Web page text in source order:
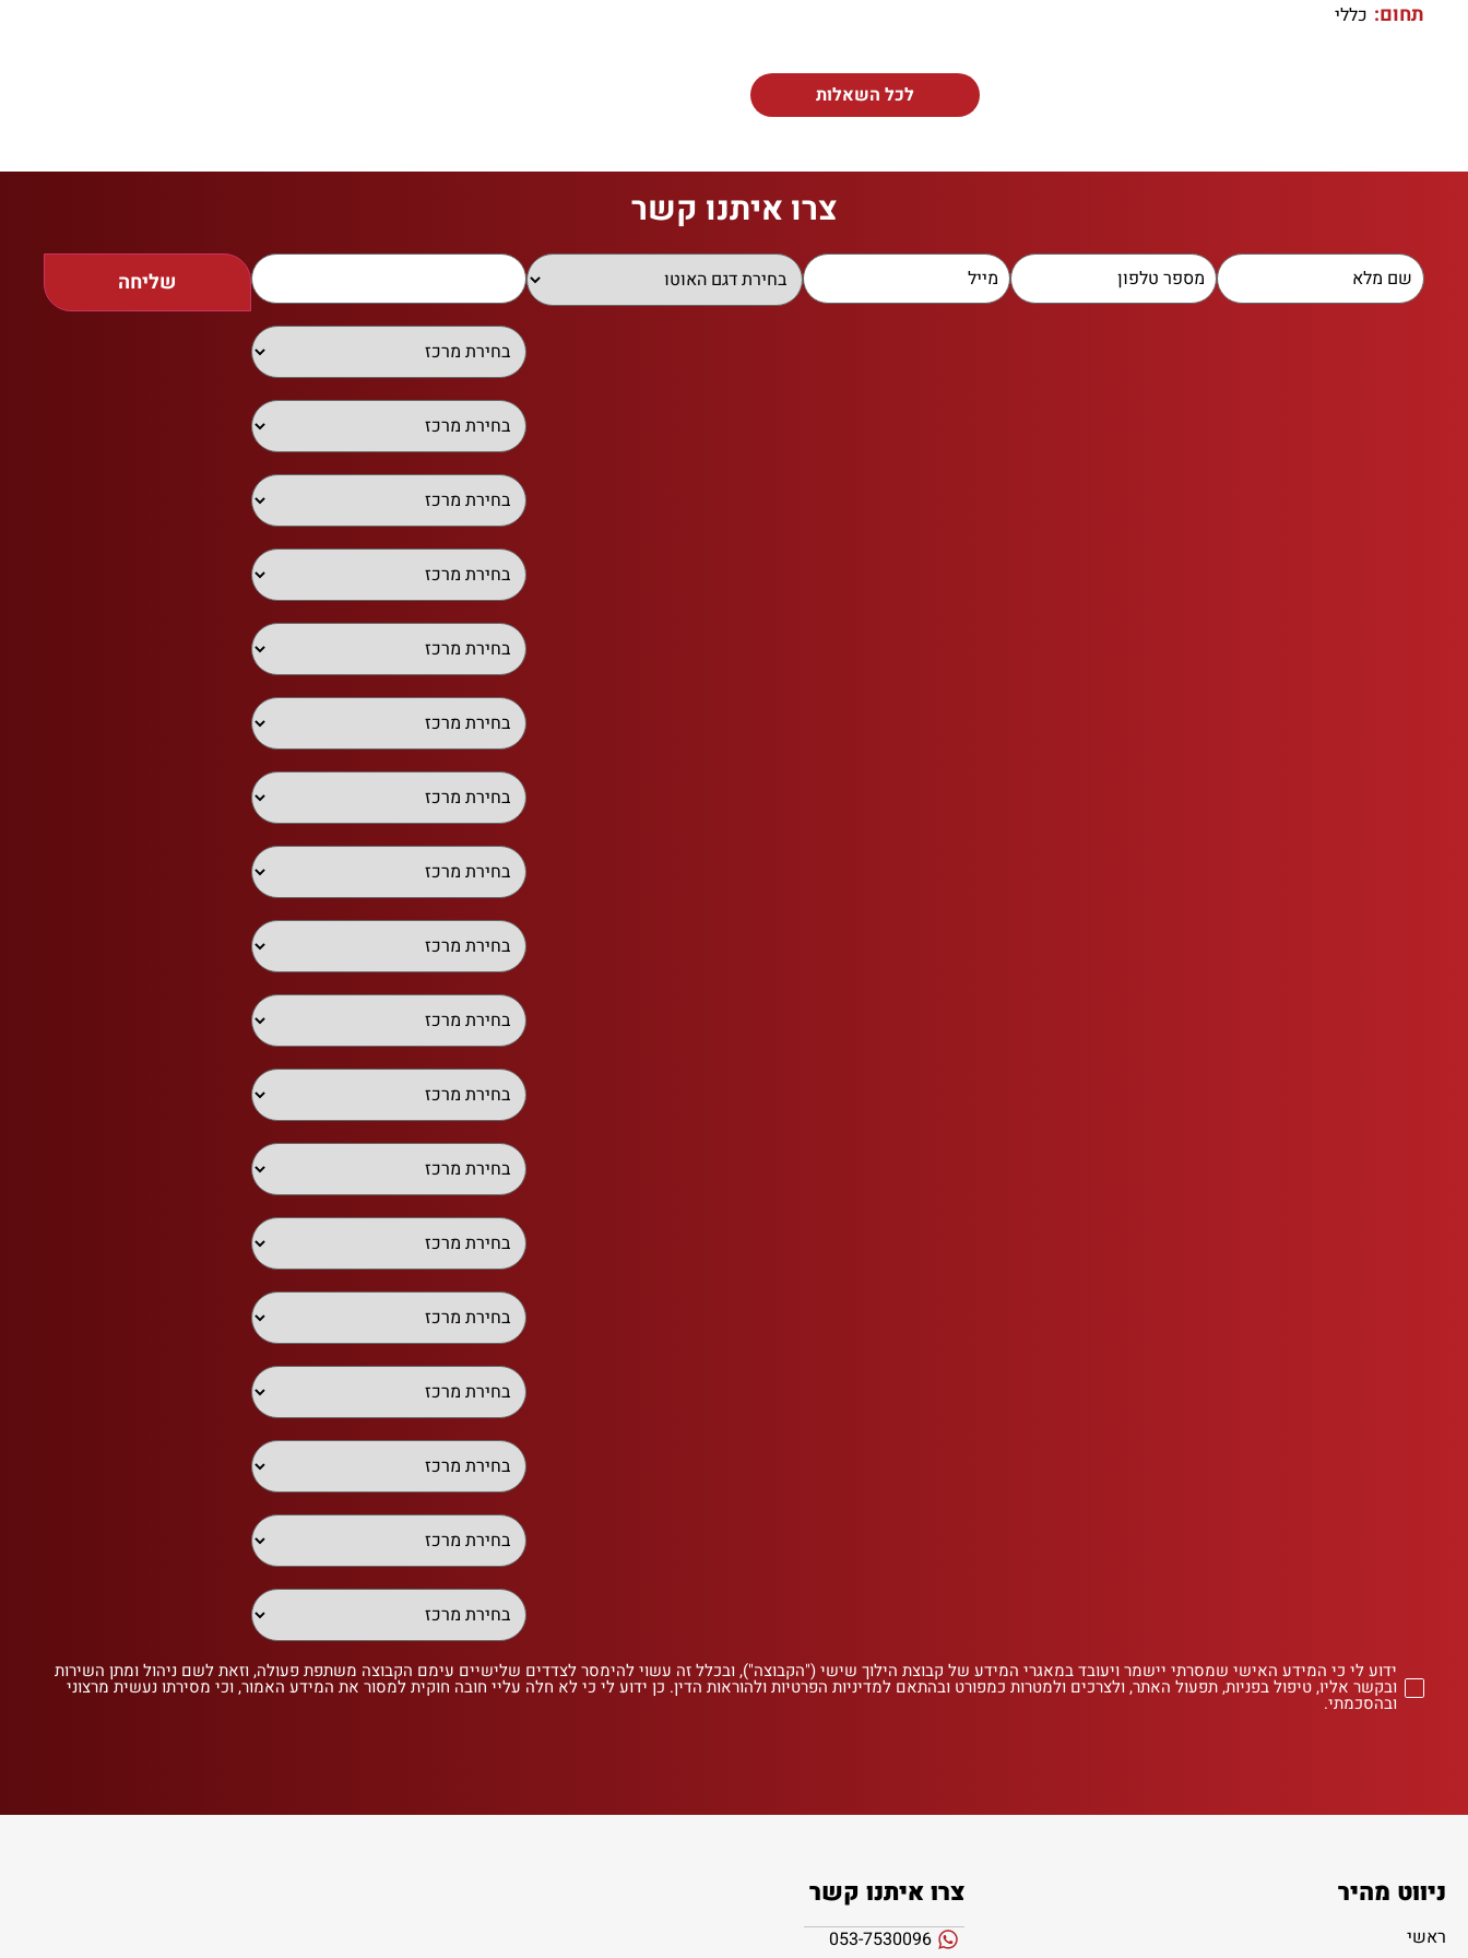
תחום: כללי
לכל השאלות
צרו איתנו קשר
שליחה
ידוע לי כי המידע האישי שמסרתי יישמר ויעובד במאגרי המידע של קבוצת הילוך שישי ("הקבוצה"), ובכלל זה עשוי להימסר לצדדים שלישיים עימם הקבוצה משתפת פעולה, וזאת לשם ניהול ומתן השירות
ובקשר אליו, טיפול בפניות, תפעול האתר, ולצרכים ולמטרות כמפורט ובהתאם למדיניות הפרטיות ולהוראות הדין. כן ידוע לי כי לא חלה עליי חובה חוקית למסור את המידע האמור, וכי מסירתו נעשית מרצוני
ובהסכמתי.
ניווט מהיר
ראשי
צרו איתנו קשר
053-7530096